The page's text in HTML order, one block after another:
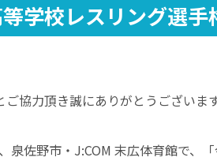
学校レスリング選
協力頂き誠にありがとうございます
泉佐野市・J:COM 末広体育館で、